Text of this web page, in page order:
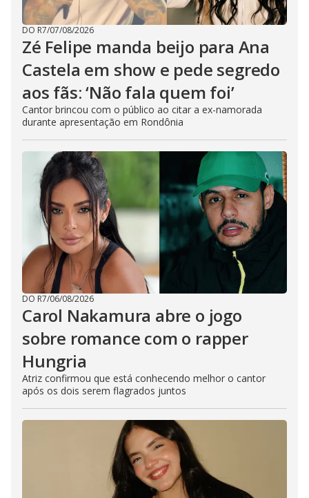
DO R7/07/08/2026
Zé Felipe manda beijo para Ana
Castela em show e pede segredo
aos fãs: ‘Não fala quem foi’
Cantor brincou com o público ao citar a ex-namorada
durante apresentação em Rondônia
DO R7/06/08/2026
Carol Nakamura abre o jogo
sobre romance com o rapper
Hungria
Atriz confirmou que está conhecendo melhor o cantor
após os dois serem flagrados juntos